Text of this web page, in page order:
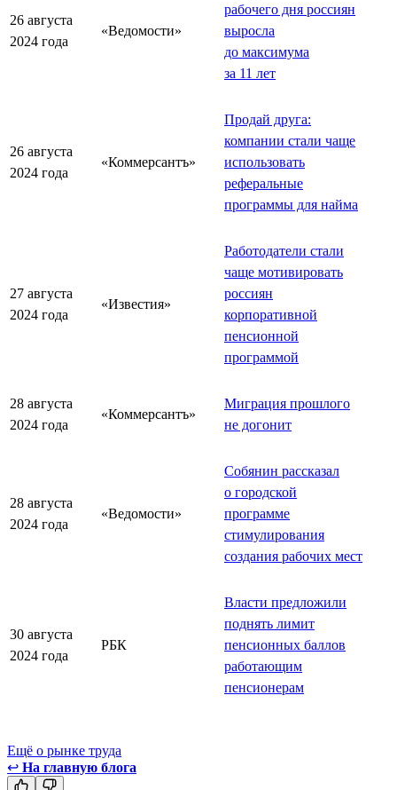
26 августа
2024 года
«Ведомости»
рабочего дня россиян
выросла
до максимума
за 11 лет
26 августа
2024 года
«Коммерсантъ»
Продай друга:
компании стали чаще
использовать
реферальные
программы для найма
27 августа
2024 года
«Известия»
Работодатели стали
чаще мотивировать
россиян
корпоративной
пенсионной
программой
28 августа
2024 года
«Коммерсантъ»
Миграция прошлого
не догонит
28 августа
2024 года
«Ведомости»
Собянин рассказал
о городской
программе
стимулирования
создания рабочих мест
30 августа
2024 года
РБК
Власти предложили
поднять лимит
пенсионных баллов
работающим
пенсионерам
Ещё о рынке труда
↩ На главную блога